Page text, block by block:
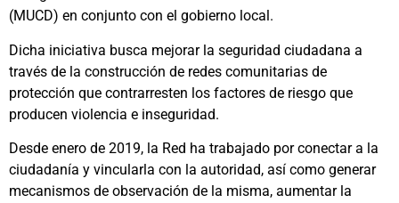
(MUCD) en conjunto con el gobierno local.
Dicha iniciativa busca mejorar la seguridad ciudadana a
través de la construcción de redes comunitarias de
protección que contrarresten los factores de riesgo que
producen violencia e inseguridad.
Desde enero de 2019, la Red ha trabajado por conectar a la
ciudadanía y vincularla con la autoridad, así como generar
mecanismos de observación de la misma, aumentar la